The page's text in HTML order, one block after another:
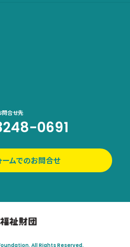
問合せ先
0691
ームでのお問合せ
All Rights Reserved.